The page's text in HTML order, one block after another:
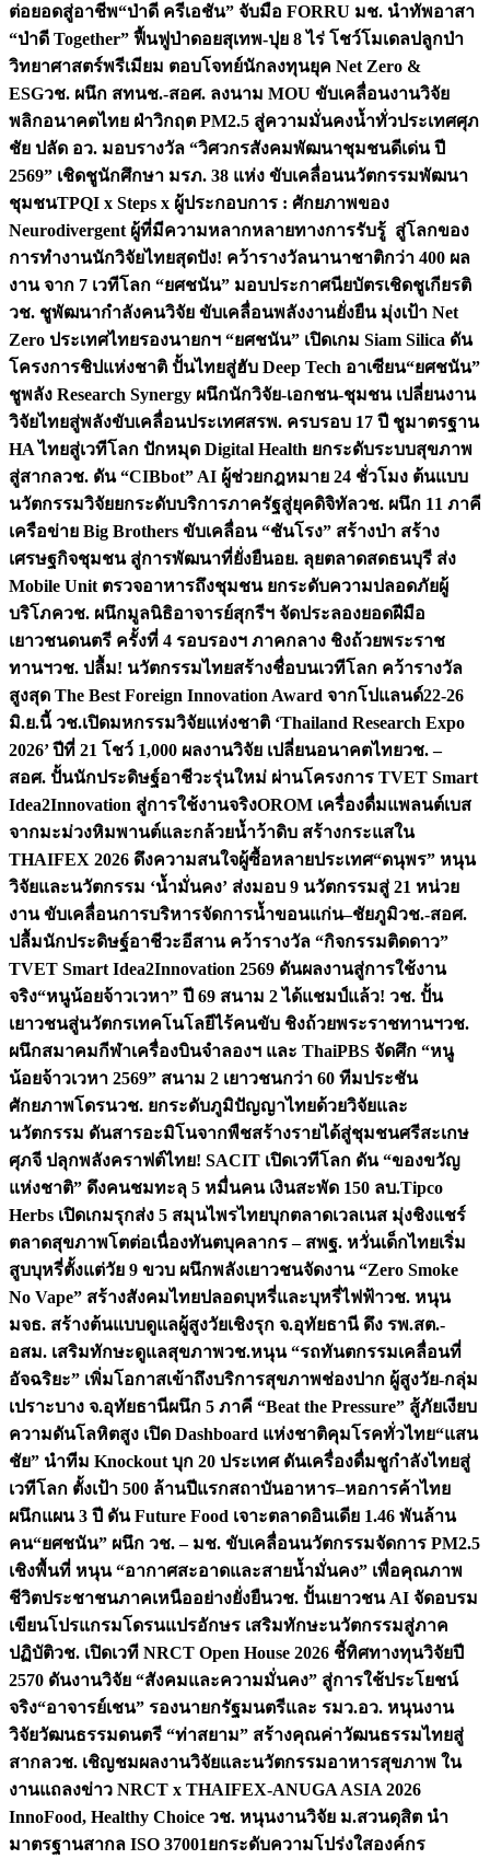
ต่อยอดสู่อาชีพ“ป่าดี ครีเอชัน” จับมือ FORRU มช. นำทัพอาสา
“ป่าดี Together” ฟื้นฟูป่าดอยสุเทพ-ปุย 8 ไร่ โชว์โมเดลปลูกป่า
วิทยาศาสตร์พรีเมียม ตอบโจทย์นักลงทุนยุค Net Zero &
ESGวช. ผนึก สทนช.-สอศ. ลงนาม MOU ขับเคลื่อนงานวิจัย
พลิกอนาคตไทย ฝ่าวิกฤต PM2.5 สู่ความมั่นคงน้ำทั่วประเทศศุภ
ชัย ปลัด อว. มอบรางวัล “วิศวกรสังคมพัฒนาชุมชนดีเด่น ปี
2569” เชิดชูนักศึกษา มรภ. 38 แห่ง ขับเคลื่อนนวัตกรรมพัฒนา
ชุมชนTPQI x Steps x ผู้ประกอบการ : ศักยภาพของ
Neurodivergent ผู้ที่มีความหลากหลายทางการรับรู้ สู่โลกของ
การทำงานนักวิจัยไทยสุดปัง! คว้ารางวัลนานาชาติกว่า 400 ผล
งาน จาก 7 เวทีโลก “ยศชนัน” มอบประกาศนียบัตรเชิดชูเกียรติ
วช. ชูพัฒนากำลังคนวิจัย ขับเคลื่อนพลังงานยั่งยืน มุ่งเป้า Net
Zero ประเทศไทยรองนายกฯ “ยศชนัน” เปิดเกม Siam Silica ดัน
โครงการชิปแห่งชาติ ปั้นไทยสู่ฮับ Deep Tech อาเซียน“ยศชนัน”
ชูพลัง Research Synergy ผนึกนักวิจัย-เอกชน-ชุมชน เปลี่ยนงาน
วิจัยไทยสู่พลังขับเคลื่อนประเทศสรพ. ครบรอบ 17 ปี ชูมาตรฐาน
HA ไทยสู่เวทีโลก ปักหมุด Digital Health ยกระดับระบบสุขภาพ
สู่สากลวช. ดัน “CIBbot” AI ผู้ช่วยกฎหมาย 24 ชั่วโมง ต้นแบบ
นวัตกรรมวิจัยยกระดับบริการภาครัฐสู่ยุคดิจิทัลวช. ผนึก 11 ภาคี
เครือข่าย Big Brothers ขับเคลื่อน “ชันโรง” สร้างป่า สร้าง
เศรษฐกิจชุมชน สู่การพัฒนาที่ยั่งยืนอย. ลุยตลาดสดธนบุรี ส่ง
Mobile Unit ตรวจอาหารถึงชุมชน ยกระดับความปลอดภัยผู้
บริโภควช. ผนึกมูลนิธิอาจารย์สุกรีฯ จัดประลองยอดฝีมือ
เยาวชนดนตรี ครั้งที่ 4 รอบรองฯ ภาคกลาง ชิงถ้วยพระราช
ทานฯวช. ปลื้ม! นวัตกรรมไทยสร้างชื่อบนเวทีโลก คว้ารางวัล
สูงสุด The Best Foreign Innovation Award จากโปแลนด์22-26
มิ.ย.นี้ วช.เปิดมหกรรมวิจัยแห่งชาติ ‘Thailand Research Expo
2026’ ปีที่ 21 โชว์ 1,000 ผลงานวิจัย เปลี่ยนอนาคตไทยวช. –
สอศ. ปั้นนักประดิษฐ์อาชีวะรุ่นใหม่ ผ่านโครงการ TVET Smart
Idea2Innovation สู่การใช้งานจริงOROM เครื่องดื่มแพลนต์เบส
จากมะม่วงหิมพานต์และกล้วยน้ำว้าดิบ สร้างกระแสใน
THAIFEX 2026 ดึงความสนใจผู้ซื้อหลายประเทศ“ดนุพร” หนุน
วิจัยและนวัตกรรม ‘น้ำมั่นคง’ ส่งมอบ 9 นวัตกรรมสู่ 21 หน่วย
งาน ขับเคลื่อนการบริหารจัดการน้ำขอนแก่น–ชัยภูมิวช.-สอศ.
ปลื้มนักประดิษฐ์อาชีวะอีสาน คว้ารางวัล “กิจกรรมติดดาว”
TVET Smart Idea2Innovation 2569 ดันผลงานสู่การใช้งาน
จริง“หนูน้อยจ้าวเวหา” ปี 69 สนาม 2 ได้แชมป์แล้ว! วช. ปั้น
เยาวชนสู่นวัตกรเทคโนโลยีไร้คนขับ ชิงถ้วยพระราชทานฯวช.
ผนึกสมาคมกีฬาเครื่องบินจำลองฯ และ ThaiPBS จัดศึก “หนู
น้อยจ้าวเวหา 2569” สนาม 2 เยาวชนกว่า 60 ทีมประชัน
ศักยภาพโดรนวช. ยกระดับภูมิปัญญาไทยด้วยวิจัยและ
นวัตกรรม ดันสารอะมิโนจากพืชสร้างรายได้สู่ชุมชนศรีสะเกษ
ศุภจี ปลุกพลังคราฟต์ไทย! SACIT เปิดเวทีโลก ดัน “ของขวัญ
แห่งชาติ” ดึงคนชมทะลุ 5 หมื่นคน เงินสะพัด 150 ลบ.Tipco
Herbs เปิดเกมรุกส่ง 5 สมุนไพรไทยบุกตลาดเวลเนส มุ่งชิงแชร์
ตลาดสุขภาพโตต่อเนื่องทันตบุคลากร – สพฐ. หวั่นเด็กไทยเริ่ม
สูบบุหรี่ตั้งแต่วัย 9 ขวบ ผนึกพลังเยาวชนจัดงาน “Zero Smoke
No Vape” สร้างสังคมไทยปลอดบุหรี่และบุหรี่ไฟฟ้าวช. หนุน
มจธ. สร้างต้นแบบดูแลผู้สูงวัยเชิงรุก จ.อุทัยธานี ดึง รพ.สต.-
อสม. เสริมทักษะดูแลสุขภาพวช.หนุน “รถทันตกรรมเคลื่อนที่
อัจฉริยะ” เพิ่มโอกาสเข้าถึงบริการสุขภาพช่องปาก ผู้สูงวัย-กลุ่ม
เปราะบาง จ.อุทัยธานีผนึก 5 ภาคี “Beat the Pressure” สู้ภัยเงียบ
ความดันโลหิตสูง เปิด Dashboard แห่งชาติคุมโรคทั่วไทย“แสน
ชัย” นำทีม Knockout บุก 20 ประเทศ ดันเครื่องดื่มชูกำลังไทยสู่
เวทีโลก ตั้งเป้า 500 ล้านปีแรกสถาบันอาหาร–หอการค้าไทย
ผนึกแผน 3 ปี ดัน Future Food เจาะตลาดอินเดีย 1.46 พันล้าน
คน“ยศชนัน” ผนึก วช. – มช. ขับเคลื่อนนวัตกรรมจัดการ PM2.5
เชิงพื้นที่ หนุน “อากาศสะอาดและสายน้ำมั่นคง” เพื่อคุณภาพ
ชีวิตประชาชนภาคเหนืออย่างยั่งยืนวช. ปั้นเยาวชน AI จัดอบรม
เขียนโปรแกรมโดรนแปรอักษร เสริมทักษะนวัตกรรมสู่ภาค
ปฏิบัติวช. เปิดเวที NRCT Open House 2026 ชี้ทิศทางทุนวิจัยปี
2570 ดันงานวิจัย “สังคมและความมั่นคง” สู่การใช้ประโยชน์
จริง“อาจารย์เชน” รองนายกรัฐมนตรีและ รมว.อว. หนุนงาน
วิจัยวัฒนธรรมดนตรี “ท่าสยาม” สร้างคุณค่าวัฒนธรรมไทยสู่
สากลวช. เชิญชมผลงานวิจัยและนวัตกรรมอาหารสุขภาพ ใน
งานแถลงข่าว NRCT x THAIFEX-ANUGA ASIA 2026
InnoFood, Healthy Choice วช. หนุนงานวิจัย ม.สวนดุสิต นำ
มาตรฐานสากล ISO 37001ยกระดับความโปร่งใสองค์กร